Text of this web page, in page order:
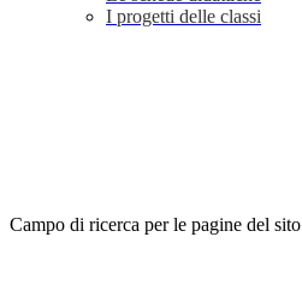
I progetti delle classi
Campo di ricerca per le pagine del sito